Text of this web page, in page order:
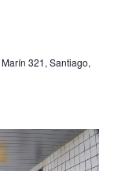
Marín 321, Santiago,